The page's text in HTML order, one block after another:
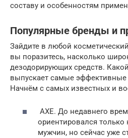
составу и особенностям
Популярные бренды и
Зайдите в любой
вы поразитесь, насколько
дезодорирующих средств.
выпускает самые эффективные
Начнём с самых известных и
AXE. До недавнего
ориентировался
мужчин, но сейчас уже